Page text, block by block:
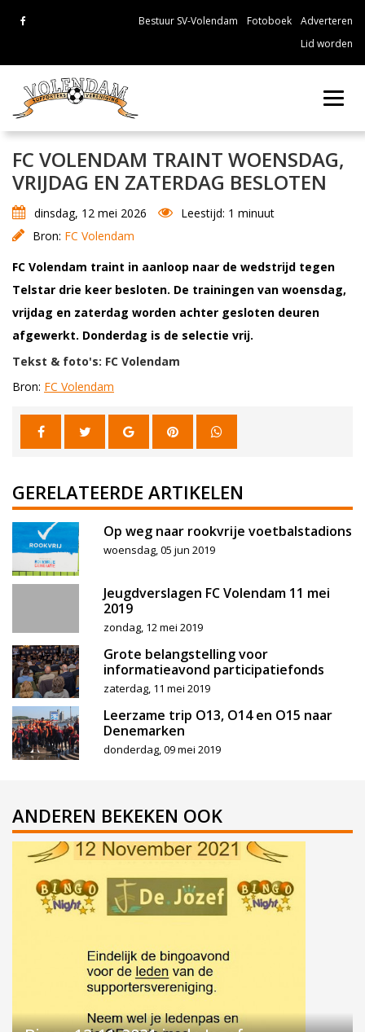
Bestuur SV-Volendam Fotoboek
Adverteren
Lid worden
FC VOLENDAM TRAINT WOENSDAG,
VRIJDAG EN ZATERDAG BESLOTEN
dinsdag, 12 mei 2026
Leestijd: 1 minuut
Bron: FC Volendam
FC Volendam traint in aanloop naar de wedstrijd tegen
Telstar drie keer besloten. De trainingen van woensdag,
vrijdag en zaterdag worden achter gesloten deuren
afgewerkt. Donderdag is de selectie vrij.
Tekst & foto's: FC Volendam
Bron: FC Volendam
GERELATEERDE ARTIKELEN
Op weg naar rookvrije voetbalstadions
woensdag, 05 jun 2019
Jeugdverslagen FC Volendam 11 mei
2019
zondag, 12 mei 2019
Grote belangstelling voor
informatieavond participatiefonds
zaterdag, 11 mei 2019
Leerzame trip O13, O14 en O15 naar
Denemarken
donderdag, 09 mei 2019
ANDEREN BEKEKEN OOK